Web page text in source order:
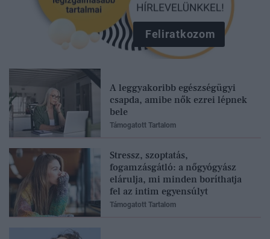
Feliratkozom
A leggyakoribb egészségügyi
csapda, amibe nők ezrei lépnek
bele
Támogatott Tartalom
Stressz, szoptatás,
fogamzásgátló: a nőgyógyász
elárulja, mi minden boríthatja
fel az intim egyensúlyt
Támogatott Tartalom